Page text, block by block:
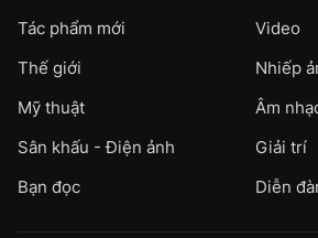
Tác phẩm mới
Video
Thế giới
Nhiếp
Mỹ thuật
Âm
Sân khấu - Điện ảnh
Giải trí
Bạn đọc
Diễn